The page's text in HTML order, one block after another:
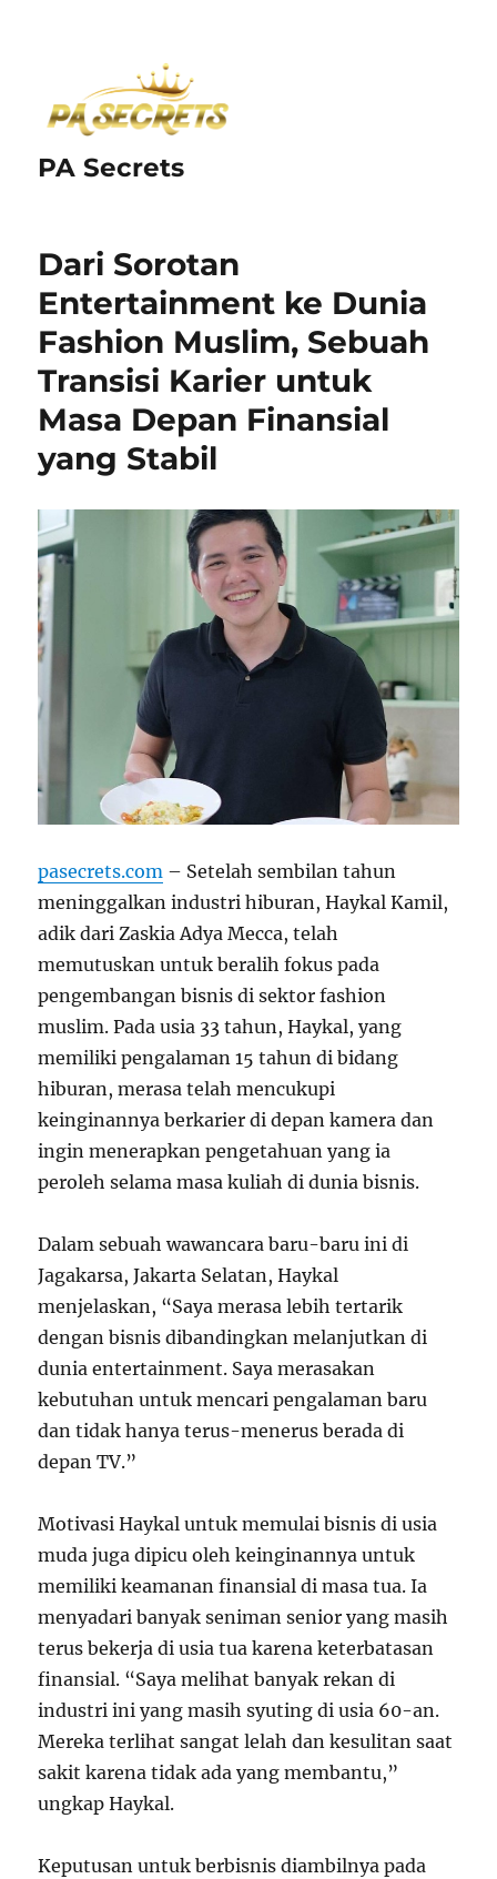
PA Secrets
Dari Sorotan
Entertainment ke Dunia
Fashion Muslim, Sebuah
Transisi Karier untuk
Masa Depan Finansial
yang Stabil
pasecrets.com – Setelah sembilan tahun
meninggalkan industri hiburan, Haykal Kamil,
adik dari Zaskia Adya Mecca, telah
memutuskan untuk beralih fokus pada
pengembangan bisnis di sektor fashion
muslim. Pada usia 33 tahun, Haykal, yang
memiliki pengalaman 15 tahun di bidang
hiburan, merasa telah mencukupi
keinginannya berkarier di depan kamera dan
ingin menerapkan pengetahuan yang ia
peroleh selama masa kuliah di dunia bisnis.
Dalam sebuah wawancara baru-baru ini di
Jagakarsa, Jakarta Selatan, Haykal
menjelaskan, “Saya merasa lebih tertarik
dengan bisnis dibandingkan melanjutkan di
dunia entertainment. Saya merasakan
kebutuhan untuk mencari pengalaman baru
dan tidak hanya terus-menerus berada di
depan TV.”
Motivasi Haykal untuk memulai bisnis di usia
muda juga dipicu oleh keinginannya untuk
memiliki keamanan finansial di masa tua. Ia
menyadari banyak seniman senior yang masih
terus bekerja di usia tua karena keterbatasan
finansial. “Saya melihat banyak rekan di
industri ini yang masih syuting di usia 60-an.
Mereka terlihat sangat lelah dan kesulitan saat
sakit karena tidak ada yang membantu,”
ungkap Haykal.
Keputusan untuk berbisnis diambilnya pada